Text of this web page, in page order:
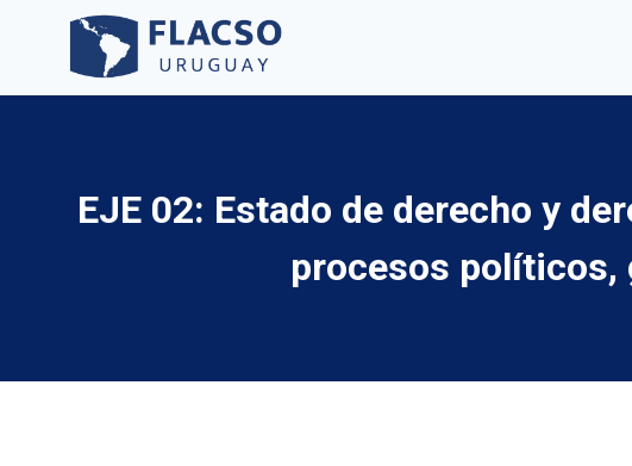
contenido
EJE 02: Estado de derecho y
procesos políticos,